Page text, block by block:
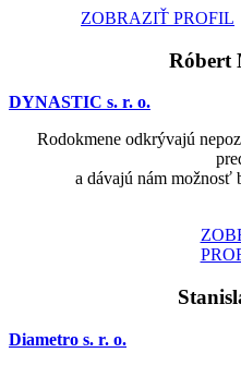
ZOBRAZIŤ PROFIL
Róbert
DYNASTIC s. r. o.
Rodokmene odkrývajú
a dávajú nám možnosť
Diametro s. r. o.